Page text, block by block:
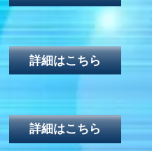
詳細はこちら
詳細はこちら